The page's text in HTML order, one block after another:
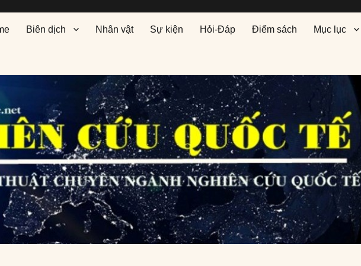
Biên dịch Nhân vật Sự kiện Hỏi-Đáp Điểm sách Mục lục